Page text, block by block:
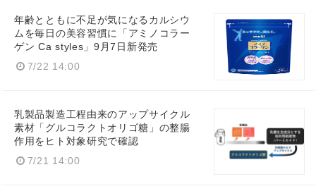
年齢とともに不足が気になるカルシウ
ムを毎日の美容習慣に「アミノコラー
ゲン Ca styles」9月7日新発売
7/22 14:00
乳製品製造工程由来のアップサイクル
素材「グルコラクトオリゴ糖」の整腸
作用をヒト対象研究で確認
7/21 14:00